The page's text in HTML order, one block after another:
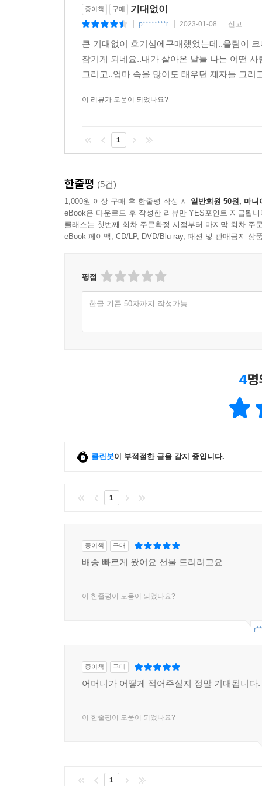
종이책 구매 기대없이
p********r 2023-01-08 신고
큰 기대없이 호기심에구매했었는데..울림이
잠기게 되네요..내가 살아온 날들 나는 어떤
그리고..엄마 속을 많이도 태우던 제자들 그
이 리뷰가 도움이 되었나요?
1
한줄평 (5건)
1,000원 이상 구매 후 한줄평 작성 시 일반회원 50원, 마니
eBook은 다운로드 후 작성한 리뷰만 YES포인트 지급됩니
클래스는 첫번째 회차 주문확정 시점부터 마지막 회차 주
eBook 페이백, CD/LP, DVD/Blu-ray, 패션 및 판매금지 상
평점
한글 기준 50자까지 작성가능
4
클린봇이 부적절한 글을 감지 중입니다.
1
종이책 구매
배송 빠르게 왔어요 선물 드리려고요
이 한줄평이 도움이 되었나요?
종이책 구매
어머니가 어떻게 적어주실지 정말 기대됩니다.
이 한줄평이 도움이 되었나요?
1